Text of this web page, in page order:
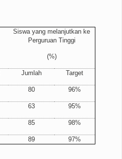
Siswa yang melanjutkan ke
Perguruan Tinggi
(%)
Jumlah Target
80 96%
63 95%
85 98%
89 97%